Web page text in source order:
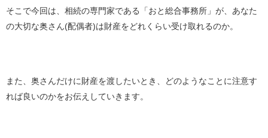
そこで今回は、相続の専門家である「おと総合事務所」が、あなた
の大切な奥さん(配偶者)は財産をどれくらい受け取れるのか。
また、奥さんだけに財産を渡したいとき、どのようなことに注意す
れば良いのかをお伝えしていきます。